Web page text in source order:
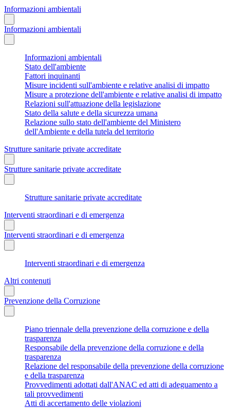
Informazioni ambientali
Informazioni ambientali
Informazioni ambientali
Stato dell'ambiente
Fattori inquinanti
Misure incidenti sull'ambiente e relative analisi di impatto
Misure a protezione dell'ambiente e relative analisi di impatto
Relazioni sull'attuazione della legislazione
Stato della salute e della sicurezza umana
Relazione sullo stato dell'ambiente del Ministero
dell'Ambiente e della tutela del territorio
Strutture sanitarie private accreditate
Strutture sanitarie private accreditate
Strutture sanitarie private accreditate
Interventi straordinari e di emergenza
Interventi straordinari e di emergenza
Interventi straordinari e di emergenza
Altri contenuti
Prevenzione della Corruzione
Piano triennale della prevenzione della corruzione e della
trasparenza
Responsabile della prevenzione della corruzione e della
trasparenza
Relazione del responsabile della prevenzione della corruzione
e della trasparenza
Provvedimenti adottati dall'ANAC ed atti di adeguamento a
tali provvedimenti
Atti di accertamento delle violazioni